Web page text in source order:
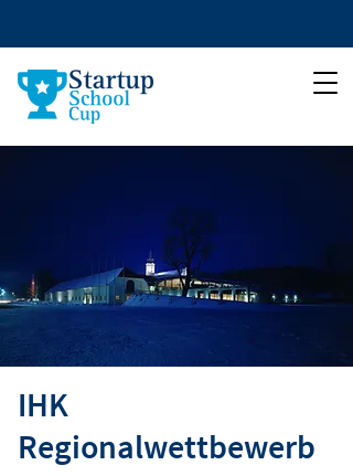
IHK
Regionalwettbewerb